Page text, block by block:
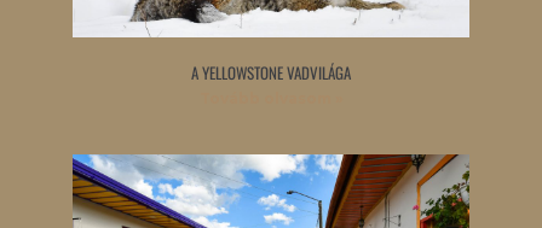
A YELLOWSTONE VADVILÁGA